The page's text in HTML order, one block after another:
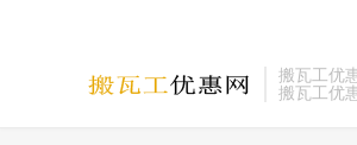
搬瓦工优
搬瓦工优